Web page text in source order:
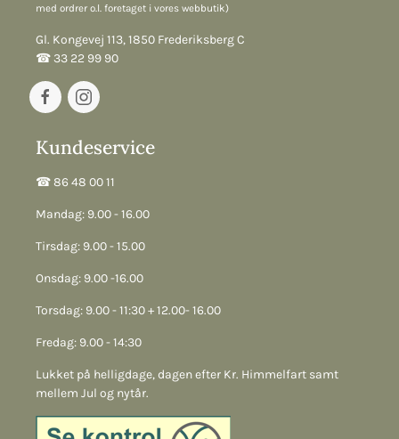
med ordrer o.l. foretaget i vores webbutik)
Gl. Kongevej 113, 1850 Frederiksberg C
☎︎ 33 22 99 90
Kundeservice
☎︎ 86 48 00 11
Mandag: 9.00 - 16.00
Tirsdag: 9.00 - 15.00
Onsdag: 9.00 -16.00
Torsdag: 9.00 - 11:30 + 12.00- 16.00
Fredag: 9.00 - 14:30
Lukket på helligdage, dagen efter Kr. Himmelfart samt
mellem Jul og nytår.